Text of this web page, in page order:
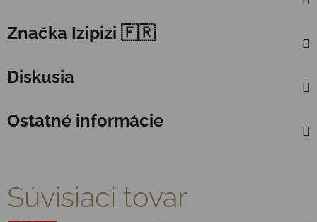
Značka Izipizi 🇫🇷
Diskusia
Ostatné informácie
Súvisiaci tovar